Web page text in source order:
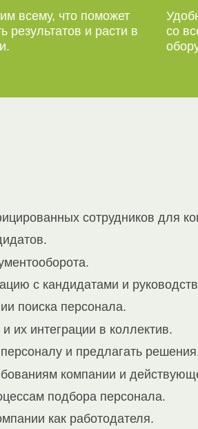
всему, что поможет
результатов и расти в
со
сотрудников для
с кандидатами и
поиска персонала.
их интеграции в коллектив.
и предлагать
компании и
подбора персонала.
как работодателя.